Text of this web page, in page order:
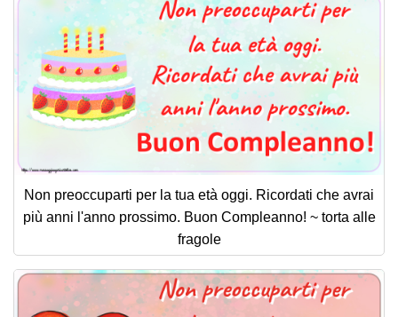
Non preoccuparti per la tua età oggi. Ricordati che avrai
più anni l'anno prossimo. Buon Compleanno! ~ torta alle
fragole